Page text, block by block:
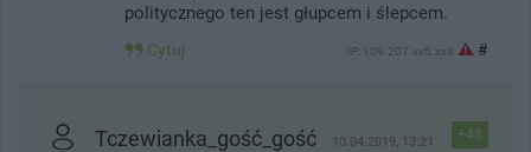
politycznego ten jest głupcem i ślepcem.
Cytuj IP: 109.207.xx5.xx8 #
+48
Tczewianka_gość_gość 10.04.2019, 13:21